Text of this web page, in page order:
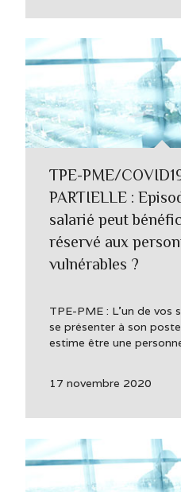
TPE-PME/
PARTIELLE :
salarié peut
réservé aux
vulnérables ?
TPE-PME : L’un de vos
se présenter à son
estime être une
17 novembre 2020